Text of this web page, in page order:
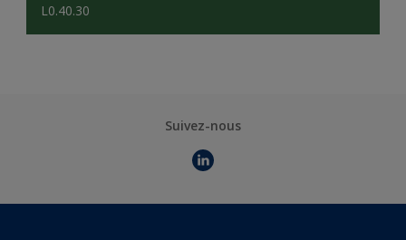
L0.40.30
Suivez-nous